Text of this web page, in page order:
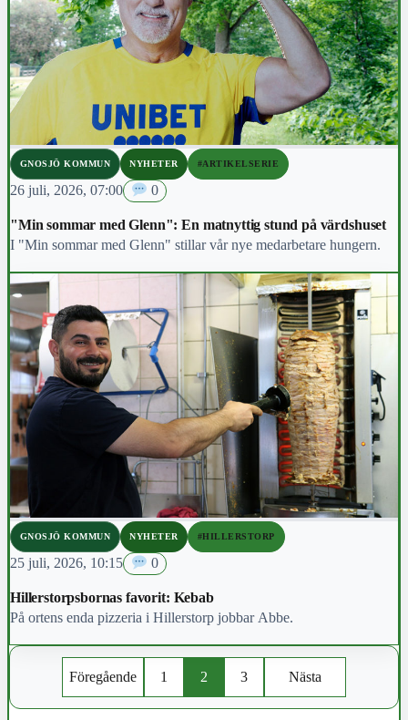
GNOSJÖ KOMMUN NYHETER #ARTIKELSERIE
26 juli, 2026, 07:00 0
"Min sommar med Glenn": En matnyttig stund på värdshuset
I "Min sommar med Glenn" stillar vår nye medarbetare hungern.
GNOSJÖ KOMMUN NYHETER #HILLERSTORP
25 juli, 2026, 10:15 0
Hillerstorpsbornas favorit: Kebab
På ortens enda pizzeria i Hillerstorp jobbar Abbe.
Föregående 1 2 3 Nästa